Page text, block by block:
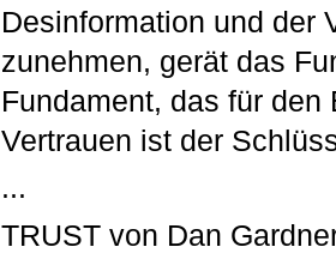
Desinformation und der
zunehmen, gerät das
Fundament, das für
Vertrauen ist der
...
TRUST von Dan